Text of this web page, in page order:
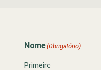
Nome(Obrigatório)
Primeiro